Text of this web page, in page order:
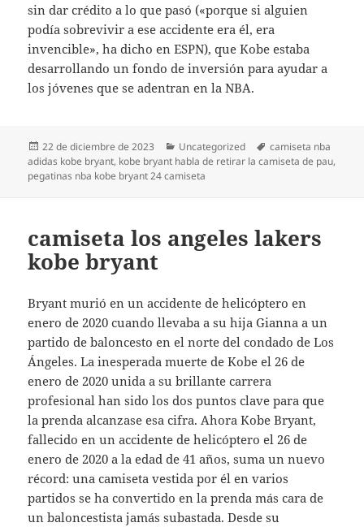
sin dar crédito a lo que pasó («porque si alguien
podía sobrevivir a ese accidente era él, era
invencible», ha dicho en ESPN), que Kobe estaba
desarrollando un fondo de inversión para ayudar a
los jóvenes que se adentran en la NBA.
Publicado
el
22 de diciembre de 2023 Categorías
Uncategorized Etiquetas
camiseta nba
adidas kobe bryant, kobe bryant habla de retirar la camiseta de pau,
pegatinas nba kobe bryant 24 camiseta
camiseta los angeles lakers
kobe bryant
Bryant murió en un accidente de helicóptero en
enero de 2020 cuando llevaba a su hija Gianna a un
partido de baloncesto en el norte del condado de Los
Ángeles. La inesperada muerte de Kobe el 26 de
enero de 2020 unida a su brillante carrera
profesional han sido los dos puntos clave para que
la prenda alcanzase esa cifra. Ahora Kobe Bryant,
fallecido en un accidente de helicóptero el 26 de
enero de 2020 a la edad de 41 años, suma un nuevo
récord: una camiseta vestida por él en varios
partidos se ha convertido en la prenda más cara de
un baloncestista jamás subastada. Desde su